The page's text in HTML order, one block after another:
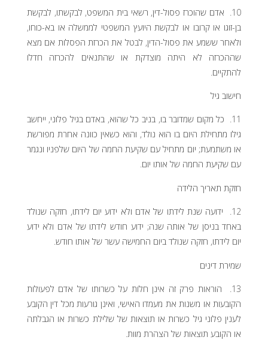
10. אדם שהוכרז פסול-דין, רשאי בית המשפט, לבקשתו, לבקשת
בן-זוגו או קרובו או לבקשת היועץ המשפטי לממשלה או בא-כוחו,
ולאחר ששמע את פסול-הדין, לבטל את הכרזת הפסלות אם מצא
שההכרזה לא היתה מוצדקת או שהתנאים להכרזה חדלו
להתקיים.
חישוב גיל
11. כל מקום שמדובר בו, בניב כל שהוא, באדם בגיל פלוני, ייחשב
גילו מתחילת היום בו הוא נולד, והוא כשאין כוונה אחרת מפורשת
או משתמעת; יום מתחיל עם שקיעת החמה של היום שלפניו ונגמר
עם שקיעת החמה של אותו יום.
חזקת תאריך הלידה
12. ידועה שנת לידתו של אדם ולא ידוע יום לידתו, חזקה שנולד
באחד בניסן של אותה שנה; ידוע חודש לידתו של אדם ולא ידוע
יום לידתו, חזקה שנולד ביום החמישה עשר של אותו חודש.
שמירת דינים
13. הוראות פרק זה אינן חלות על כשרותו של אדם לפעולות
הקובעות או משנות את מעמדו האישי, ואינן גורעות מכל דין הקובע
לענין פלוני גיל כשרות או תוצאות של שלילת כשרות או הגבלתה
או הקובע תוצאות של הצהרת מוות.